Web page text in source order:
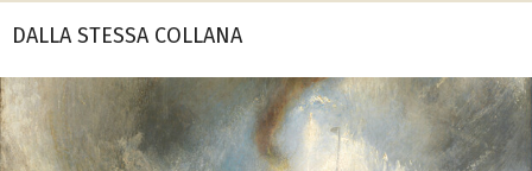
DALLA STESSA COLLANA